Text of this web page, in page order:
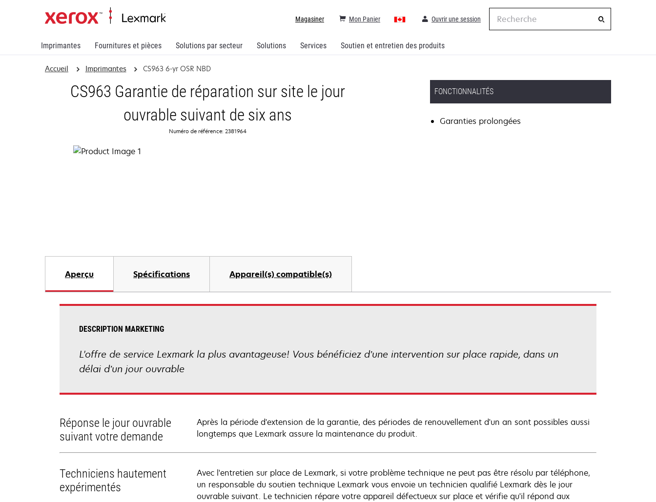
Imprimantes Fournitures et pièces Solutions par secteur Solutions Services Soutien et entretien des produits
Magasiner Mon Panier
Recherche
Ouvrir une session
Accueil Imprimantes CS963 6-yr OSR NBD
CS963 Garantie de réparation sur site le jour
ouvrable suivant de six ans
Numéro de référence: 2381964
FONCTIONNALITÉS
Garanties prolongées
Aperçu Spécifications Appareil(s) compatible(s)
DESCRIPTION MARKETING
L'offre de service Lexmark la plus avantageuse! Vous bénéficiez d’une intervention sur place rapide, dans un
délai d’un jour ouvrable
Réponse le jour ouvrable
suivant votre demande
Après la période d'extension de la garantie, des périodes de renouvellement d'un an sont possibles aussi
longtemps que Lexmark assure la maintenance du produit.
Techniciens hautement
expérimentés
Avec l'entretien sur place de Lexmark, si votre problème technique ne peut pas être résolu par téléphone,
un responsable du soutien technique Lexmark vous envoie un technicien qualifié Lexmark dès le jour
ouvrable suivant. Le technicien répare votre appareil défectueux sur place et vérifie qu'il répond aux